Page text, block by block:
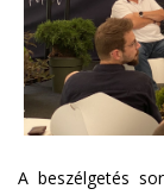
A beszélgetés